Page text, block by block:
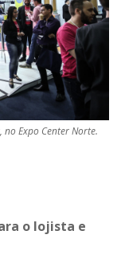
Expo Center Norte.
o lojista e